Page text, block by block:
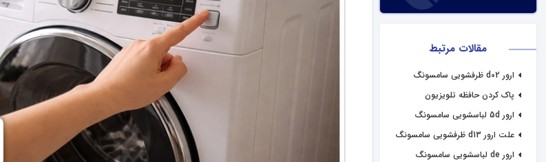
مقالات مرتبط
ارور d02 ظرفشویی سامسونگ
پاک کردن حافظه تلویزیون
ارور 5d لباسشویی سامسونگ
علت ارور d13 ظرفشویی سامسونگ
ارور de لباسشویی سامسونگ